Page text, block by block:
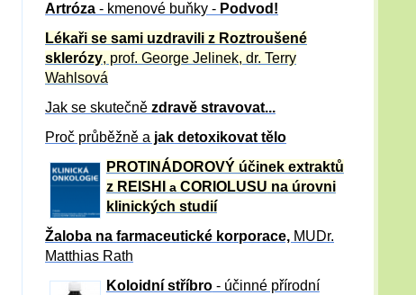
Artróza - kmenové buňky - Podvod!
Lékaři se sami uzdravili z Roztroušené
sklerózy, prof. George Jelinek, dr. Terry
Wahlsová
Jak se skutečně zdravě stravovat...
Proč průběžně a jak detoxikovat tělo
PROTINÁDOROVÝ účinek extraktů
z REISHI a CORIOLUSU na úrovni
klinických studií
Žaloba na farmaceutické korporace, MUDr.
Matthias Rath
Koloidní stříbro- účinné přírodní